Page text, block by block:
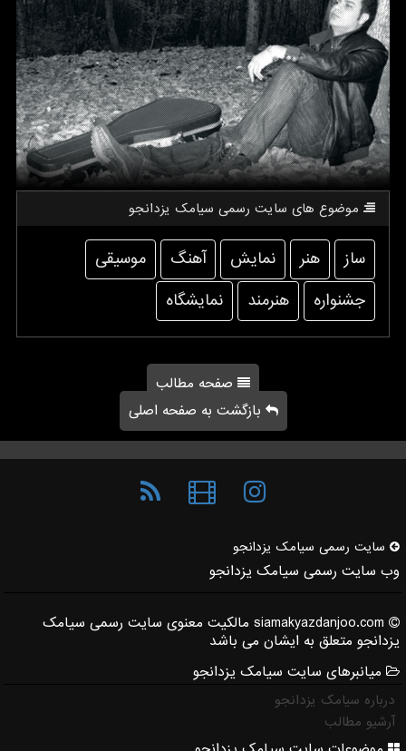
موضوع های سایت رسمی سیامك یزدانجو
ساز هنر نمایش آهنگ
موسیقی
جشنواره
هنرمند نمایشگاه
صفحه مطالب
بازگشت به صفحه اصلی
سایت رسمی سیامك یزدانجو
وب سایت رسمی سیامک یزدانجو
siamakyazdanjoo.com مالکیت معنوی سایت رسمی سیامک
یزدانجو متعلق به ایشان می باشد
میانبرهای سایت سیامک یزدانجو
درباره سیامک یزدانجو
آرشیو مطالب